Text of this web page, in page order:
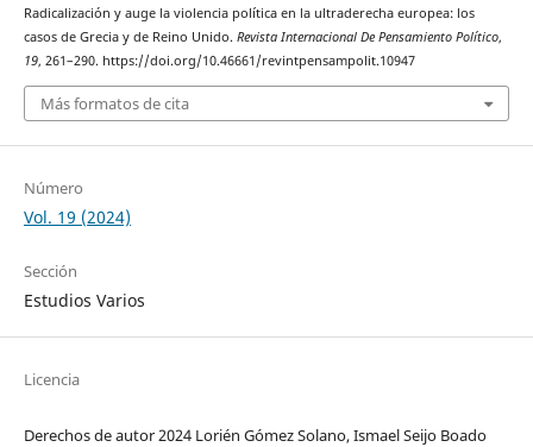
Radicalización y auge la violencia política en la ultraderecha europea: los
casos de Grecia y de Reino Unido. Revista Internacional De Pensamiento Político,
19, 261–290. https://doi.org/10.46661/revintpensampolit.10947
Más formatos de cita
Número
Vol. 19 (2024)
Sección
Estudios Varios
Licencia
Derechos de autor 2024 Lorién Gómez Solano, Ismael Seijo Boado